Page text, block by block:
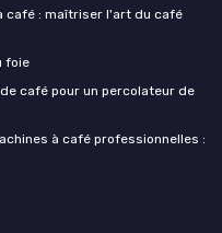
café : maîtriser l'art du café
foie
café pour un percolateur de
à café professionnelles :